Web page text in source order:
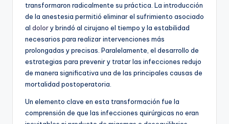
transformaron radicalmente su práctica. La introducción
de la anestesia permitió eliminar el sufrimiento asociado
al dolory brindó al cirujano el tiempo y la estabilidad
necesarios para realizar intervenciones más
prolongadas y precisas. Paralelamente, el desarrollo de
estrategias para prevenir y tratar las infecciones redujo
de manera significativa una de las principales causas de
mortalidad postoperatoria.
Un elemento clave en esta transformación fue la
comprensión de que las infecciones quirúrgicas no eran